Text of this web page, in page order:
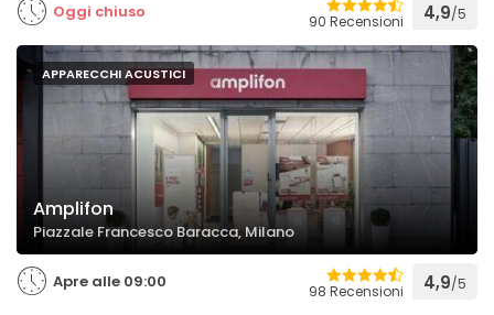
Oggi chiuso 90 Recensioni 4,9/5
APPARECCHI ACUSTICI
Amplifon
Piazzale Francesco Baracca, Milano
Apre alle 09:00 98 Recensioni 4,9/5